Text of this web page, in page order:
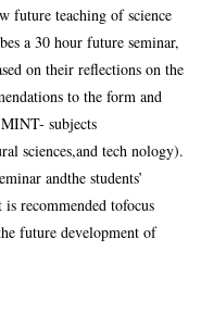
future teaching of science
a 30 hour future seminar,
on their reflections on the
to the form and
subjects
sciences,and tech nology).
andthe students’
recommended tofocus
future development of